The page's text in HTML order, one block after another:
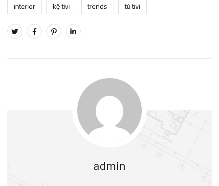
interior kệ tivi trends tủ tivi
admin